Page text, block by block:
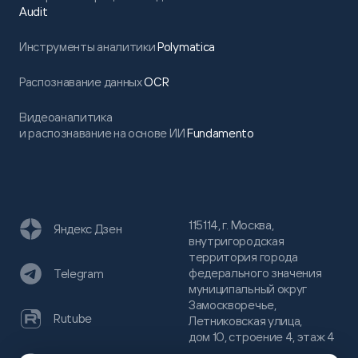
Audit
Инструменты аналитикиPolymatica
Распознавание данныхOCR
Видеоаналитика
и распознавание на основе ИИFundamento
115114, г. Москва,
внутригородская
территория города
федерального значения
муниципальный округ
Замоскворечье,
Летниковская улица,
дом 10, строение 4, этаж 4
Яндекс Дзен
Telegram
Rutube